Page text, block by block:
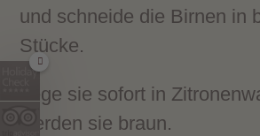
und schneide die Birnen in
Stücke.
Lege sie sofort in
werden sie braun.